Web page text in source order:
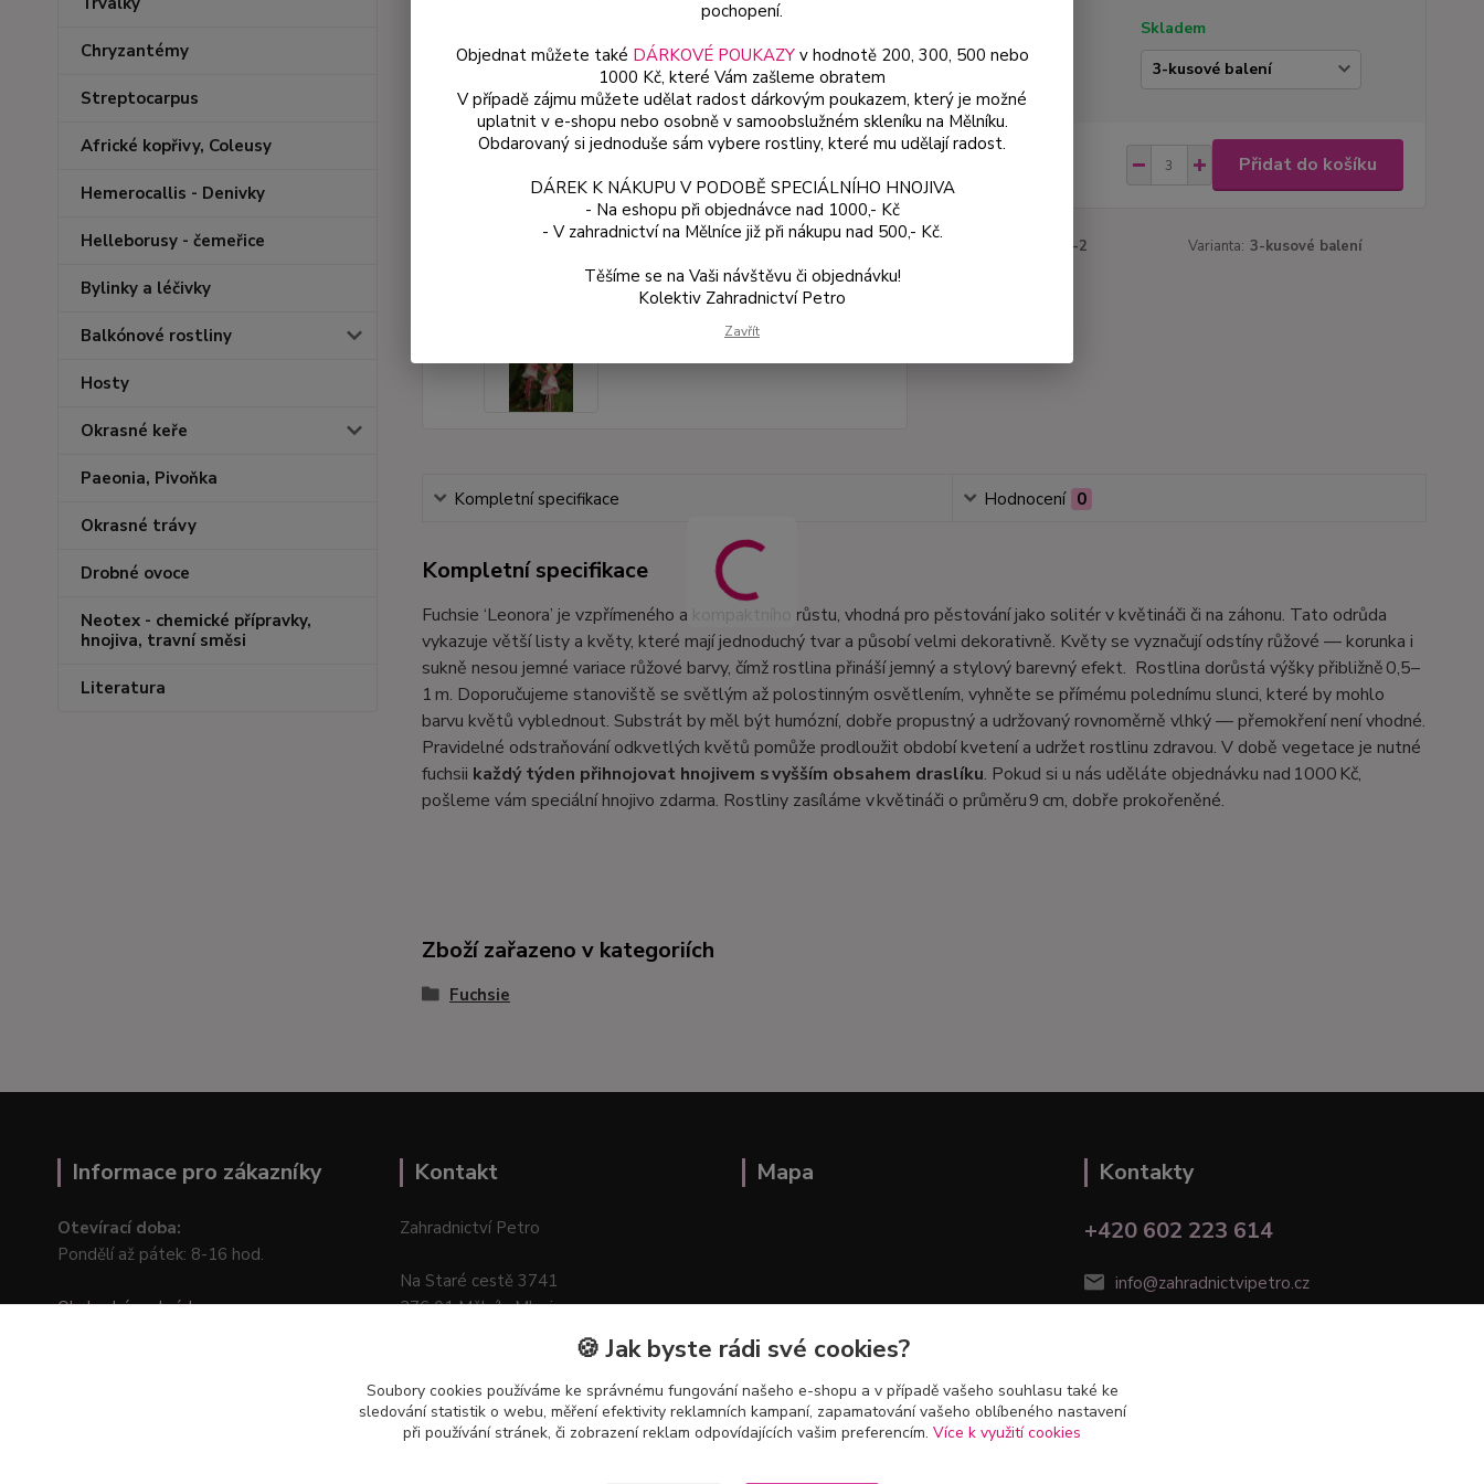
Chryzantémy
Streptocarpus
Africké kopřivy, Coleusy
Hemerocallis - Denivky
Helleborusy - čemeřice
Bylinky a léčivky
Balkónové rostliny
Hosty
Okrasné keře
Paeonia, Pivoňka
Okrasné trávy
Drobné ovoce
Neotex - chemické přípravky,
hnojiva, travní směsi
Literatura
Skladem
54 Kč Přidat do košíku
687-2 Varianta: 3-kusové balení
Kompletní specifikace Hodnocení 0
Kompletní specifikace
Fuchsie ‘Leonora’ je vzpřímeného a kompaktního růstu, vhodná pro pěstování jako solitér v květináči či na záhonu. Tato odrůda
vykazuje větší listy a květy, které mají jednoduchý tvar a působí velmi dekorativně. Květy se vyznačují odstíny růžové — korunka i
sukně nesou jemné variace růžové barvy, čímž rostlina přináší jemný a stylový barevný efekt. Rostlina dorůstá výšky přibližně 0,5–
1 m. Doporučujeme stanoviště se světlým až polostinným osvětlením, vyhněte se přímému polednímu slunci, které by mohlo
barvu květů vyblednout. Substrát by měl být humózní, dobře propustný a udržovaný rovnoměrně vlhký — přemokření není vhodné.
Pravidelné odstraňování odkvetlých květů pomůže prodloužit období kvetení a udržet rostlinu zdravou. V době vegetace je nutné
fuchsii každý týden přihnojovat hnojivem s vyšším obsahem draslíku. Pokud si u nás uděláte objednávku nad 1000 Kč,
pošleme vám speciální hnojivo zdarma. Rostliny zasíláme v květináči o průměru 9 cm, dobře prokořeněné.
Zboží zařazeno v kategoriích
Fuchsie
Informace pro zákazníky
Otevírací doba:
Pondělí až pátek: 8-16 hod.
Obchodní podmínky
Kontakt
Zahradnictví Petro
Na Staré cestě 3741
276 01 Mělník–Mlazice
Mapa
Kontakty
+420 602 223 614
info@zahradnictvipetro.cz
pochopení.
Objednat můžete také DÁRKOVÉ POUKAZYv hodnotě 200, 300, 500 nebo
1000 Kč, které Vám zašleme obratem
V případě zájmu můžete udělat radost dárkovým poukazem, který je možné
uplatnit v e-shopu nebo osobně v samoobslužném skleníku na Mělníku.
Obdarovaný si jednoduše sám vybere rostliny, které mu udělají radost.
DÁREK K NÁKUPU V PODOBĚ SPECIÁLNÍHO HNOJIVA
- Na eshopu při objednávce nad 1000,- Kč
- V zahradnictví na Mělníce již při nákupu nad 500,- Kč.
Těšíme se na Vaši návštěvu či objednávku!
Kolektiv Zahradnictví Petro
Zavřít
🍪 Jak byste rádi své cookies?
Soubory cookies používáme ke správnému fungování našeho e-shopu a v případě vašeho souhlasu také ke
sledování statistik o webu, měření efektivity reklamních kampaní, zapamatování vašeho oblíbeného nastavení
při používání stránek, či zobrazení reklam odpovídajících vašim preferencím. Více k využití cookies